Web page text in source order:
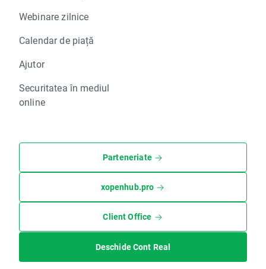
Webinare zilnice
Calendar de piață
Ajutor
Securitatea în mediul
online
Parteneriate
xopenhub.pro
Client Office
Deschide Cont Real